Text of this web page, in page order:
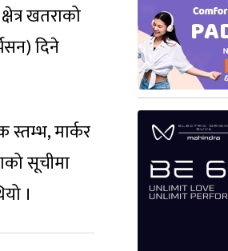
खतराको
दिने
स्तम्भ, मार्कर
सूचीमा
।